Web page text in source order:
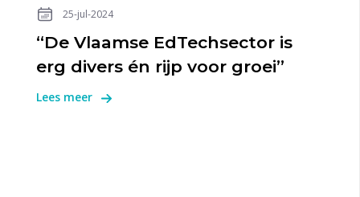
25-jul-2024
“De Vlaamse EdTechsector is
erg divers én rijp voor groei”
Lees meer